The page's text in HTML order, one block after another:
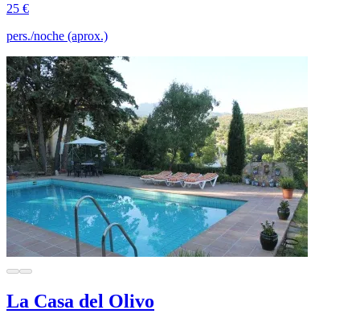
25 €
pers./noche (aprox.)
La Casa del Olivo